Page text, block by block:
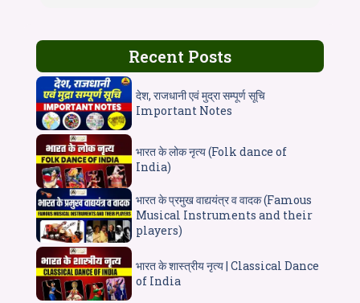
Recent Posts
देश, राजधानी एवं मुद्रा सम्पूर्ण सूचि
Important Notes
भारत के लोक नृत्य (Folk dance of
India)
भारत के प्रमुख वाद्ययंत्र व वादक (Famous
Musical Instruments and their
players)
भारत के शास्त्रीय नृत्य | Classical Dance
of India